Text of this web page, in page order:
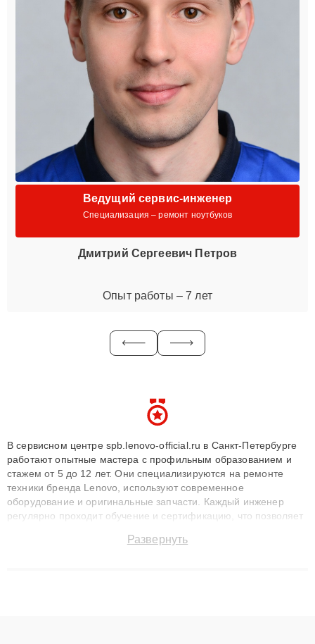
Ведущий сервис-инженер
Специализация – ремонт ноутбуков
Дмитрий Сергеевич Петров
Опыт работы – 7 лет
В сервисном центре spb.lenovo-official.ru в Санкт-Петербурге
работают опытные мастера с профильным образованием и
стажем от 5 до 12 лет. Они специализируются на ремонте
техники бренда Lenovo, используют современное
оборудование и оригинальные запчасти. Каждый инженер
регулярно проходит обучение и сертификацию, что позволяет
технику с сохранением гарантии до 3 лет. Наши мастера
Развернуть